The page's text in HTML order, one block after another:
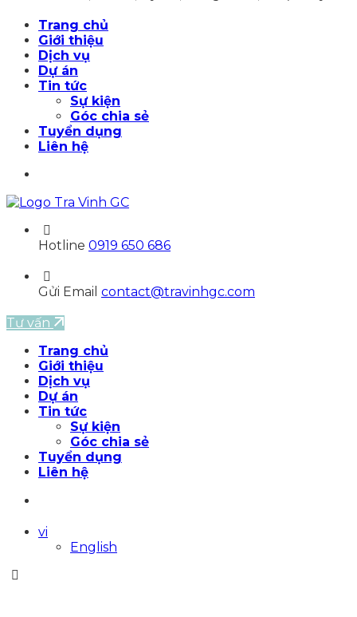
Trang chủ
Giới thiệu
Dịch vụ
Dự án
Tin tức
Sự kiện
Góc chia sẻ
Tuyển dụng
Liên hệ
Hotline 0919 650 686
Gửi Email contact@travinhgc.com
Tư vấn
Trang chủ
Giới thiệu
Dịch vụ
Dự án
Tin tức
Sự kiện
Góc chia sẻ
Tuyển dụng
Liên hệ
vi
English